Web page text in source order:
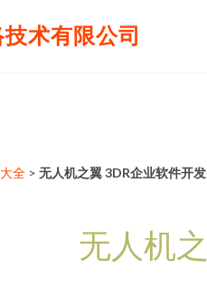
术有限公司
全 > 无人机之翼 3DR企业软件开
无人机